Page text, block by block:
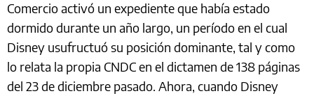
Comercio activó un expediente que había estado
dormido durante un año largo, un período en el cual
Disney usufructuó su posición dominante, tal y como
lo relata la propia CNDC en el dictamen de 138 páginas
del 23 de diciembre pasado. Ahora, cuando Disney